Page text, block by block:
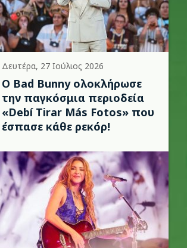
Δευτέρα, 27 Ιούλιος 2026
Ο Bad Bunny ολοκλήρωσε
την παγκόσμια περιοδεία
«Debí Tirar Más Fotos» που
έσπασε κάθε ρεκόρ!